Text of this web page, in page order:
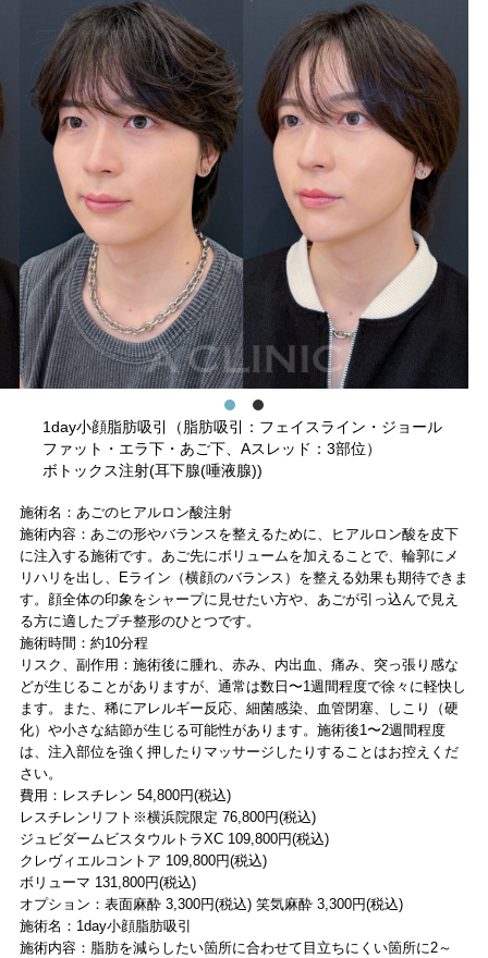
1day小顔脂肪吸引（脂肪吸引：フェイスライン・ジョール
ファット・エラ下・あご下、Aスレッド：3部位）
ボトックス注射(耳下腺(唾液腺))
施術名：あごのヒアルロン酸注射
施術内容：あごの形やバランスを整えるために、ヒアルロン酸を皮下
に注入する施術です。あご先にボリュームを加えることで、輪郭にメ
リハリを出し、Eライン（横顔のバランス）を整える効果も期待できま
す。顔全体の印象をシャープに見せたい方や、あごが引っ込んで見え
る方に適したプチ整形のひとつです。
施術時間：約10分程
リスク、副作用：施術後に腫れ、赤み、内出血、痛み、突っ張り感な
どが生じることがありますが、通常は数日〜1週間程度で徐々に軽快し
ます。また、稀にアレルギー反応、細菌感染、血管閉塞、しこり（硬
化）や小さな結節が生じる可能性があります。施術後1〜2週間程度
は、注入部位を強く押したりマッサージしたりすることはお控えくだ
さい。
費用：レスチレン 54,800円(税込)
レスチレンリフト※横浜院限定 76,800円(税込)
ジュビダームビスタウルトラXC 109,800円(税込)
クレヴィエルコントア 109,800円(税込)
ボリューマ 131,800円(税込)
オプション：表面麻酔 3,300円(税込) 笑気麻酔 3,300円(税込)
施術名：1day小顔脂肪吸引
施術内容：脂肪を減らしたい箇所に合わせて目立ちにくい箇所に2～